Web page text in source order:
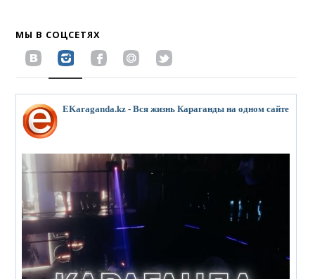
МЫ В СОЦСЕТЯХ
EKaraganda.kz - Вся жизнь Караганды на одном сайте